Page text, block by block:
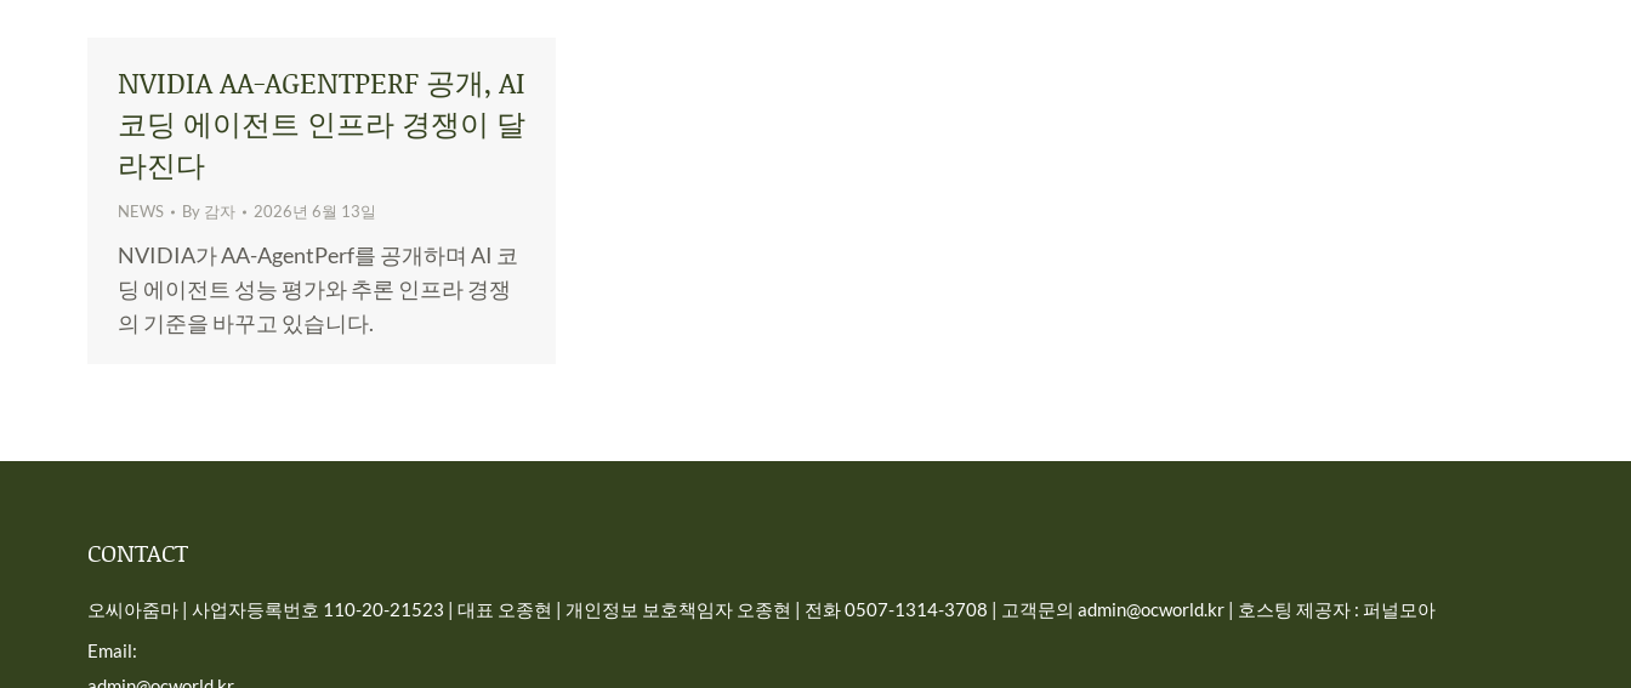
NVIDIA AA-AGENTPERF 공개, AI
코딩 에이전트 인프라 경쟁이 달
라진다
NEWS By 감자 2026년 6월 13일
NVIDIA가 AA-AgentPerf를 공개하며 AI 코
딩 에이전트 성능 평가와 추론 인프라 경쟁
의 기준을 바꾸고 있습니다.
CONTACT
오씨아줌마 | 사업자등록번호 110-20-21523 | 대표 오종현 | 개인정보 보호책임자 오종현 | 전화 0507-1314-3708 | 고객문의 admin@ocworld.kr | 호스팅 제공자 : 퍼널모아
Email: